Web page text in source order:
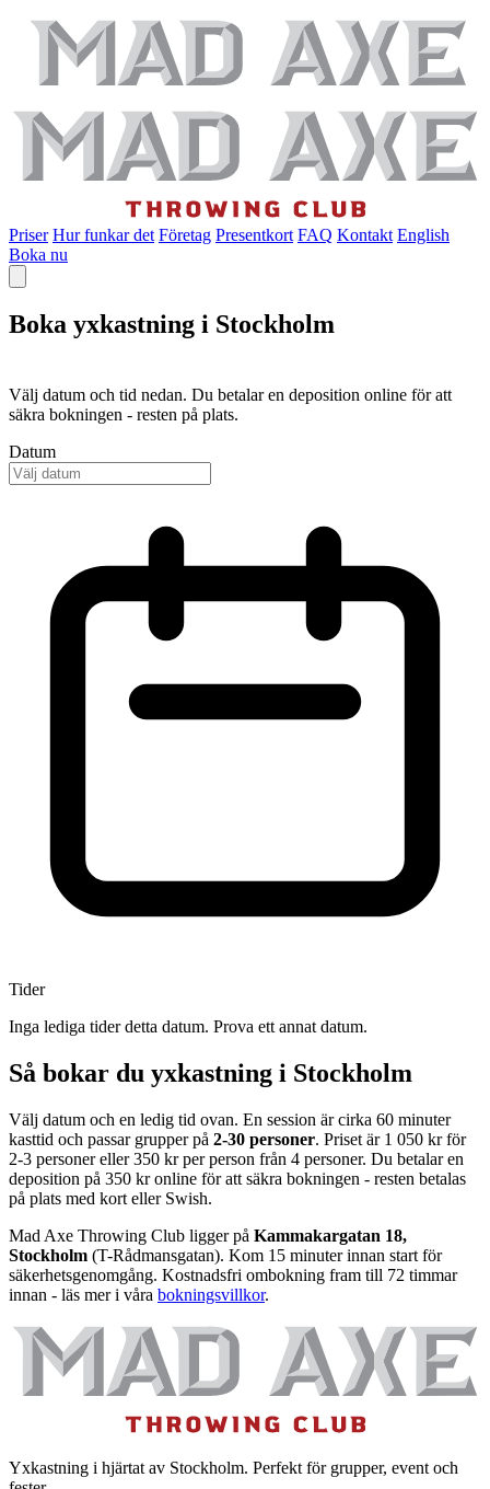
Priser Hur funkar det Företag Presentkort FAQ Kontakt English
Boka nu
Boka yxkastning i Stockholm
Välj datum och tid nedan. Du betalar en deposition online för att
säkra bokningen - resten på plats.
Datum
Tider
Inga lediga tider detta datum. Prova ett annat datum.
Så bokar du yxkastning i Stockholm
Välj datum och en ledig tid ovan. En session är cirka 60 minuter
kasttid och passar grupper på 2-30 personer. Priset är 1 050 kr för
2-3 personer eller 350 kr per person från 4 personer. Du betalar en
deposition på 350 kr online för att säkra bokningen - resten betalas
på plats med kort eller Swish.
Mad Axe Throwing Club ligger på Kammakargatan 18,
Stockholm (T-Rådmansgatan). Kom 15 minuter innan start för
säkerhetsgenomgång. Kostnadsfri ombokning fram till 72 timmar
innan - läs mer i våra bokningsvillkor.
Yxkastning i hjärtat av Stockholm. Perfekt för grupper, event och